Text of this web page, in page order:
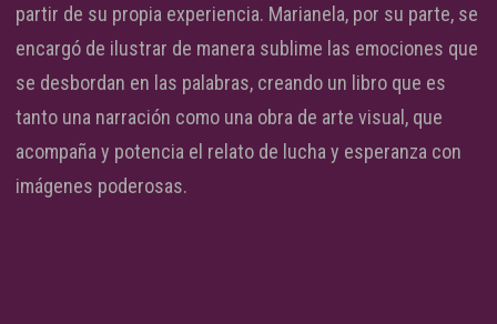
partir de su propia experiencia. Marianela, por su parte, se
encargó de ilustrar de manera sublime las emociones que
se desbordan en las palabras, creando un libro que es
tanto una narración como una obra de arte visual, que
acompaña y potencia el relato de lucha y esperanza con
imágenes poderosas.